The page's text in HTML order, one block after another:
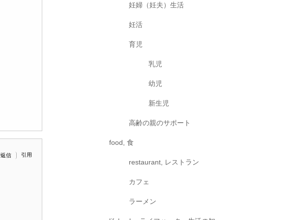
返信 引用
妊婦（妊夫）生活
妊活
育児
乳児
幼児
新生児
高齢の親のサポート
food, 食
restaurant, レストラン
カフェ
ラーメン